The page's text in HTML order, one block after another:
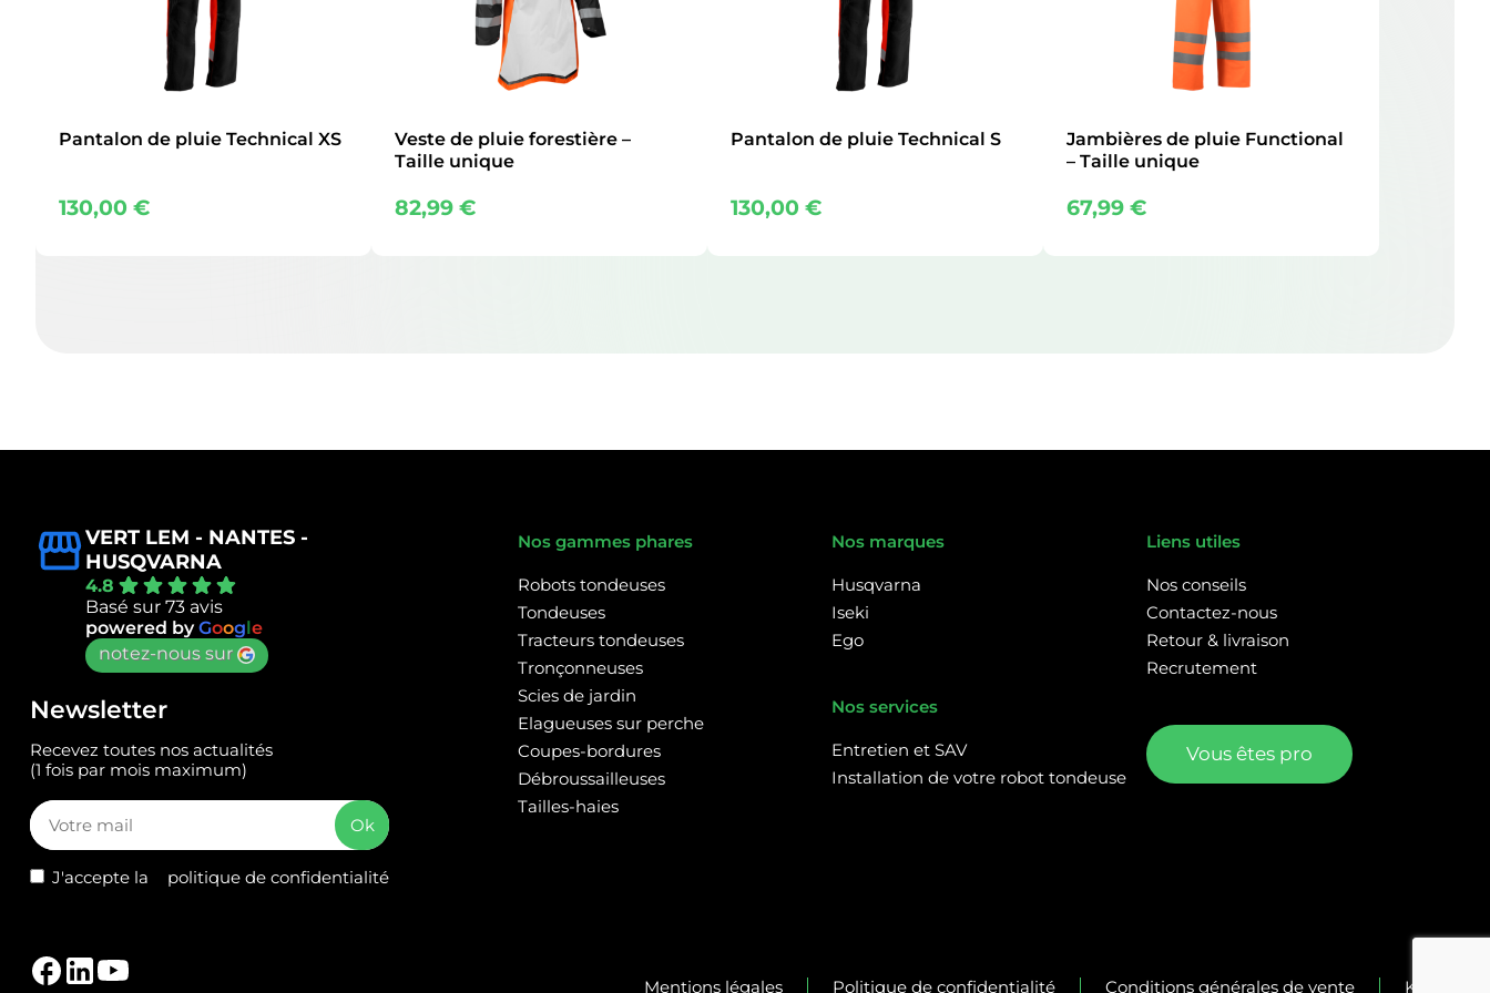
Pantalon de pluie Technical XS
130,00€
Veste de pluie forestière –
Taille unique
82,99€
Pantalon de pluie Technical S
130,00€
Jambières de pluie Functional
– Taille unique
67,99€
VERT LEM - NANTES -
HUSQVARNA
4.8
Basé sur 73 avis
powered byGoogle
notez-nous sur
Newsletter
Recevez toutes nos actualités
(1 fois par mois maximum)
J'accepte la politique de confidentialité
Nos gammes phares
Robots tondeuses
Tondeuses
Tracteurs tondeuses
Tronçonneuses
Scies de jardin
Elagueuses sur perche
Coupes-bordures
Débroussailleuses
Tailles-haies
Nos marques
Husqvarna
Iseki
Ego
Nos services
Entretien et SAV
Installation de votre robot tondeuse
Liens utiles
Nos conseils
Contactez-nous
Retour & livraison
Recrutement
Vous êtes pro
Mentions légales Politique de confidentialité Conditions générales de vente Kalélia